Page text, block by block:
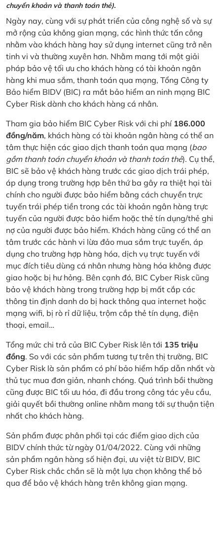
chuyển khoản và thanh toán thẻ).
Ngày nay, cùng với sự phát triển của công nghệ số và sự
mở rộng của không gian mạng, các hình thức tấn công
nhằm vào khách hàng hay sử dụng internet cũng trở nên
tinh vi và thường xuyên hơn. Nhằm mang tới một giải
pháp bảo vệ tối ưu cho khách hàng có tài khoản ngân
hàng khi mua sắm, thanh toán qua mạng, Tổng Công ty
Bảo hiểm BIDV (BIC) ra mắt bảo hiểm an ninh mạng BIC
Cyber Risk dành cho khách hàng cá nhân.
Tham gia bảo hiểm BIC Cyber Risk với chi phí 186.000
đồng/năm, khách hàng có tài khoản ngân hàng có thể an
tâm thực hiện các giao dịch thanh toán qua mạng (bao
gồm thanh toán chuyển khoản và thanh toán thẻ). Cụ thể,
BIC sẽ bảo vệ khách hàng trước các giao dịch trái phép,
áp dụng trong trường hợp bên thứ ba gây ra thiệt hại tài
chính cho người được bảo hiểm bằng cách chuyển trực
tuyến trái phép tiền trong các tài khoản ngân hàng trực
tuyến của người được bảo hiểm hoặc thẻ tín dụng/thẻ ghi
nợ của người được bảo hiểm. Khách hàng cũng có thể an
tâm trước các hành vi lừa đảo mua sắm trực tuyến, áp
dụng cho trường hợp hàng hóa, dịch vụ trực tuyến với
mục đích tiêu dùng cá nhân nhưng hàng hóa không được
giao hoặc bị hư hỏng. Bên cạnh đó, BIC Cyber Risk cũng
bảo vệ khách hàng trong trường hợp bị mất cắp các
thông tin định danh do bị hack thông qua internet hoặc
mạng wifi, bị rò rỉ dữ liệu, trộm cắp thẻ tín dụng, điện
thoại, email…
Tổng mức chi trả của BIC Cyber Risk lên tới 135 triệu
đồng. So với các sản phẩm tương tự trên thị trường, BIC
Cyber Risk là sản phẩm có phí bảo hiểm hấp dẫn nhất và
thủ tục mua đơn giản, nhanh chóng. Quá trình bồi thường
cũng được BIC tối ưu hóa, đi đầu trong công tác yêu cầu,
giải quyết bồi thường online nhằm mang tới sự thuận tiện
nhất cho khách hàng.
Sản phẩm được phân phối tại các điểm giao dịch của
BIDV chính thức từ ngày 01/04/2022. Cùng với những
sản phẩm ngân hàng số hiện đại, ưu việt từ BIDV, BIC
Cyber Risk chắc chắn sẽ là một lựa chọn không thể bỏ
qua để bảo vệ khách hàng trên không gian mạng.